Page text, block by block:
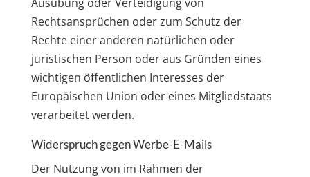
Rechtsansprüchen oder zum Schutz der
Rechte einer anderen natürlichen oder
juristischen Person oder aus Gründen eines
wichtigen öffentlichen Interesses der
Europäischen Union oder eines Mitgliedstaats
verarbeitet werden.
Widerspruch gegen Werbe-E-Mails
Der Nutzung von im Rahmen der